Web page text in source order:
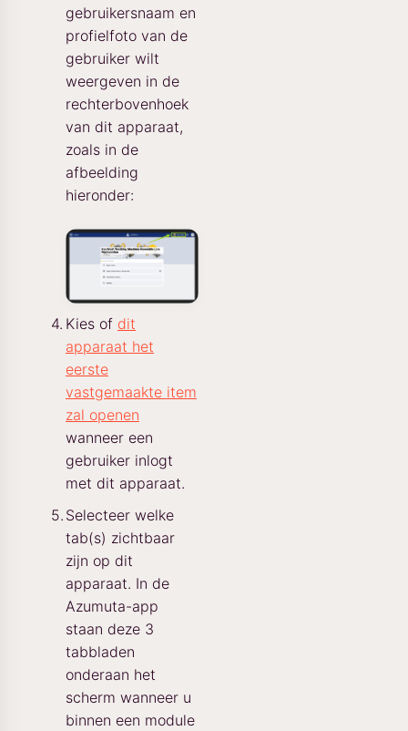
gebruikersnaam en
profielfoto van de
gebruiker wilt
weergeven in de
rechterbovenhoek
van dit apparaat,
zoals in de
afbeelding
hieronder:
Kies of dit
apparaat het
eerste
vastgemaakte item
zal openen
wanneer een
gebruiker inlogt
met dit apparaat.
Selecteer welke
tab(s) zichtbaar
zijn op dit
apparaat. In de
Azumuta-app
staan deze 3
tabbladen
onderaan het
scherm wanneer u
binnen een module